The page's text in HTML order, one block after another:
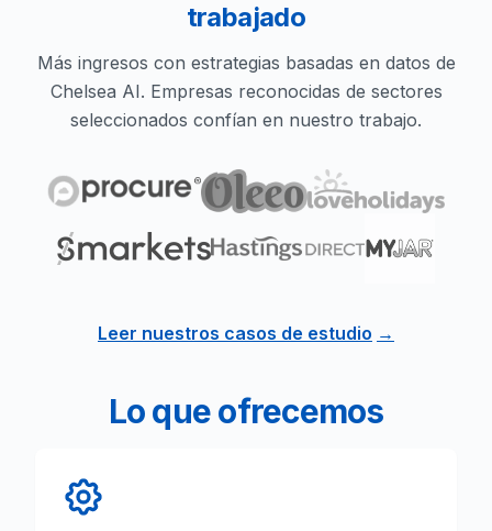
trabajado
Más ingresos con estrategias basadas en datos de
Chelsea AI. Empresas reconocidas de sectores
seleccionados confían en nuestro trabajo.
Leer nuestros casos de estudio →
Lo que ofrecemos